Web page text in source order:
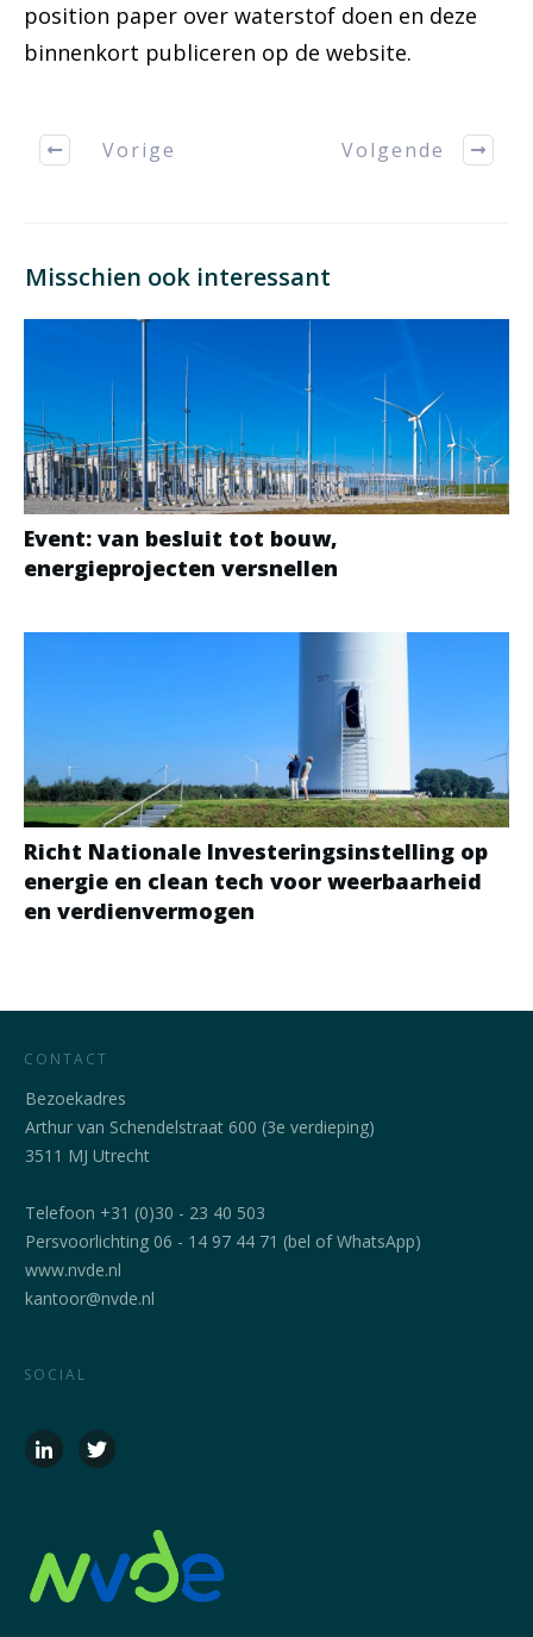
position paper over waterstof doen en deze
binnenkort publiceren op de website.
Vorige Volgende
Misschien ook interessant
Event: van besluit tot bouw,
energieprojecten versnellen
Richt Nationale Investeringsinstelling op
energie en clean tech voor weerbaarheid
en verdienvermogen
CONTACT
Bezoekadres
Arthur van Schendelstraat 600 (3e verdieping)
3511 MJ Utrecht
Telefoon +31 (0)30 - 23 40 503
Persvoorlichting 06 - 14 97 44 71 (bel of WhatsApp)
www.nvde.nl
kantoor@nvde.nl
SOCIAL